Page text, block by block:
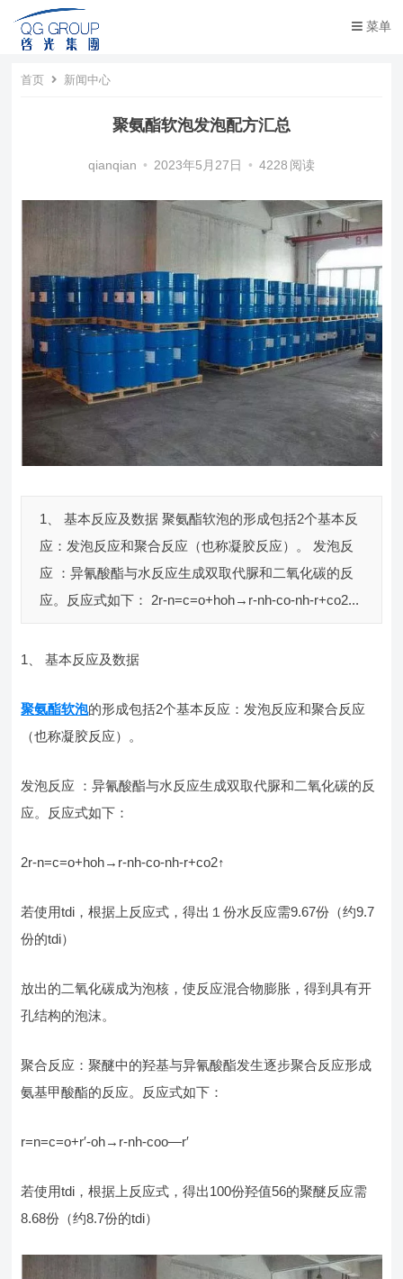
菜单
首页 新闻中心
聚氨酯软泡发泡配方汇总
qianqian • 2023年5月27日 • 4228 阅读
1、 基本反应及数据 聚氨酯软泡的形成包括2个基本反
应：发泡反应和聚合反应（也称凝胶反应）。 发泡反
应 ：异氰酸酯与水反应生成双取代脲和二氧化碳的反
应。反应式如下： 2r-n=c=o+hoh→r-nh-co-nh-r+co2...
1、 基本反应及数据
聚氨酯软泡的形成包括2个基本反应：发泡反应和聚合反应
（也称凝胶反应）。
发泡反应 ：异氰酸酯与水反应生成双取代脲和二氧化碳的反
应。反应式如下：
2r-n=c=o+hoh→r-nh-co-nh-r+co2↑
若使用tdi，根据上反应式，得出１份水反应需9.67份（约9.7
份的tdi）
放出的二氧化碳成为泡核，使反应混合物膨胀，得到具有开
孔结构的泡沫。
聚合反应：聚醚中的羟基与异氰酸酯发生逐步聚合反应形成
氨基甲酸酯的反应。反应式如下：
r=n=c=o+r′-oh→r-nh-coo—r′
若使用tdi，根据上反应式，得出100份羟值56的聚醚反应需
8.68份（约8.7份的tdi）